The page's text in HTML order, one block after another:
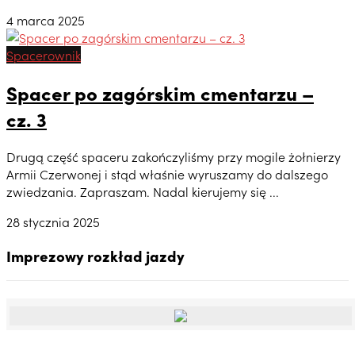
4 marca 2025
Spacerownik
Spacer po zagórskim cmentarzu –
cz. 3
Drugą część spaceru zakończyliśmy przy mogile żołnierzy
Armii Czerwonej i stąd właśnie wyruszamy do dalszego
zwiedzania. Zapraszam. Nadal kierujemy się ...
28 stycznia 2025
Imprezowy rozkład jazdy